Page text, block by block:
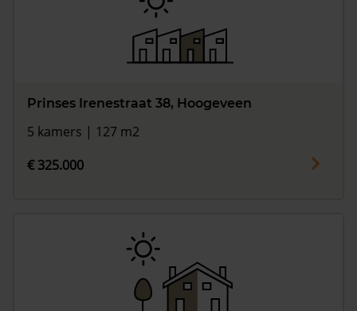
Prinses Irenestraat 38, Hoogeveen
5 kamers | 127 m2
€ 325.000